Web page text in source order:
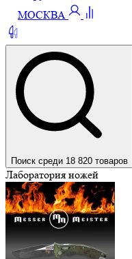
МОСКВА
Поиск среди 18 820 товаров
Лаборатория ножей